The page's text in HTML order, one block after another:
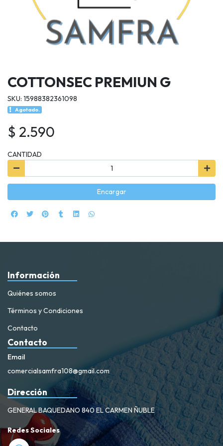
COTTONSEC PREMIUN G
SKU: 15988382361098
Agotado.
$ 2.590
CANTIDAD
Encargar
Información
Quiénes somos
Términos y Condiciones
Contacto
Contacto
Email
comercialsamfra108@gmail.com
Dirección
GENERAL BAQUEDANO 840 EL CARMEN ÑUBLE
Redes Sociales